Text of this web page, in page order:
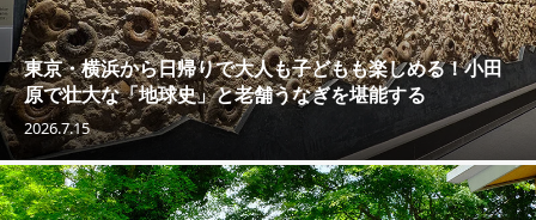
東京・横浜から日帰りで大人も子どもも楽しめる！小田
原で壮大な「地球史」と老舗うなぎを堪能する
2026.7.15